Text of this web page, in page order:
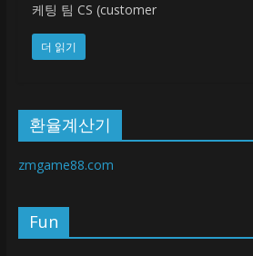
케팅 팀 CS (customer
더 읽기
환율계산기
zmgame88.com
Fun